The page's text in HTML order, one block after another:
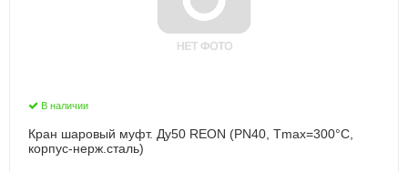
В наличии
Кран шаровый муфт. Ду50 REON (PN40, Тmax=300°С,
корпус-нерж.сталь)